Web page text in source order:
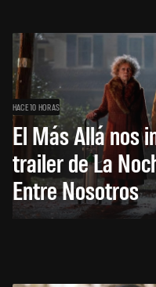
HACE 10 HORAS
El Más Allá nos
trailer de La
Entre Nosotros